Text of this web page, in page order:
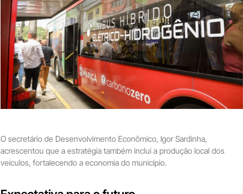
O secretário de Desenvolvimento Econômico, Igor Sardinha,
acrescentou que a estratégia também inclui a produção local dos
veículos, fortalecendo a economia do município.